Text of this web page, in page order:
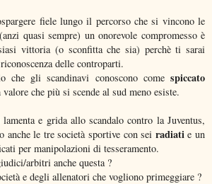
fiele lungo il percorso che si vincono le
quasi sempre) un onorevole compromesso è
vittoria (o sconfitta che sia) perchè ti sarai
delle controparti.
che gli scandinavi conoscono come spiccato
valore che più si scende al sud meno esiste.
e grida allo scandalo contro la Juventus,
anche le tre società sportive con sei radiatie un
per manipolazioni di tesseramento.
arbitri anche questa ?
e degli allenatori che vogliono primeggiare ?